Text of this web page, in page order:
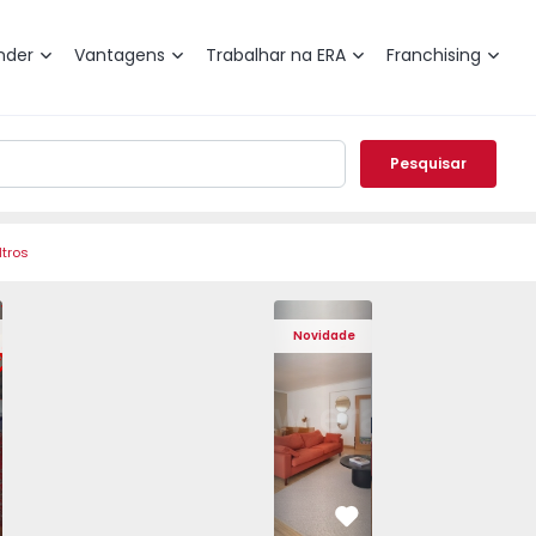
Vantagens Trabalhar na ERA Franchising
Pesquisar
de Varzim, Póvoa de Varzim, Beiriz e Argivai - 1574602 - 20
T3 Póvoa de Varzim, Póvoa de Varzim, Beiriz e Argivai -
Apartamento T3 Póvoa de Varzim, Póvoa de Varzim, Beiriz
Apartamento T3 Póvoa de Varzim, Póvoa de
Apartamento T3 Póvoa de Varzim,
Apartamento T3 Póvoa de
Apartamento
Novidade
Apartamento T4 Cascais, São
Apartamento T4 Cascais,
Apartamento T4
Favorito